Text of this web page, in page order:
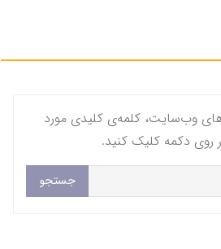
وب‌سایت، کلمه‌ی کلیدی مورد
روی دکمه کلیک کنید.
جستجو